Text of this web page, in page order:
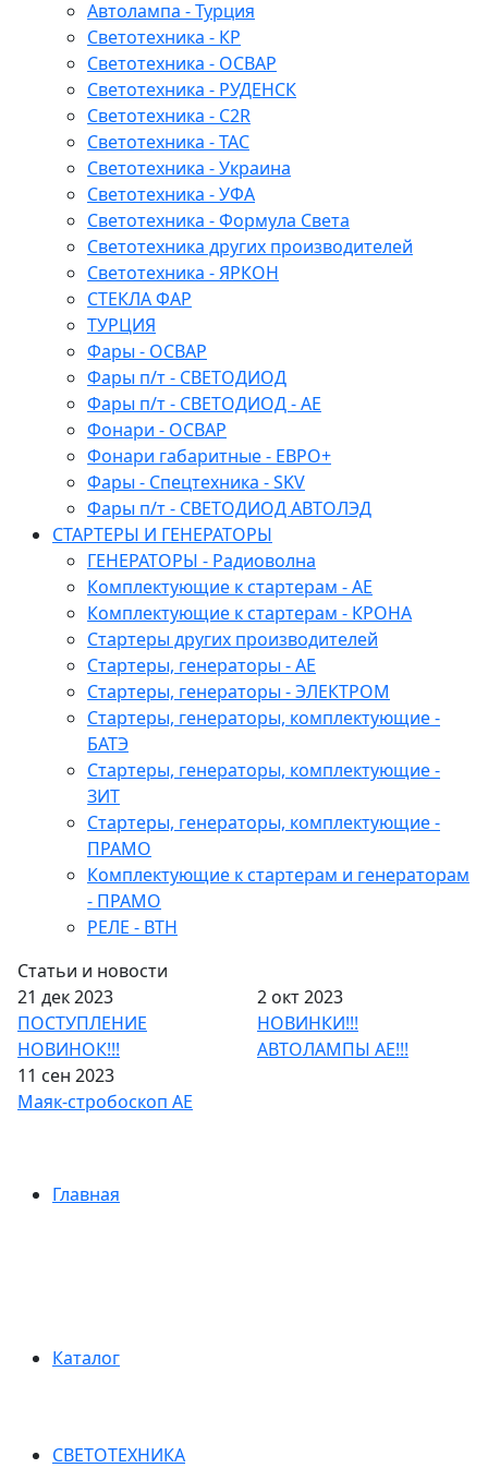
Автолампа - Турция
Светотехника - КР
Светотехника - ОСВАР
Светотехника - РУДЕНСК
Светотехника - C2R
Светотехника - ТАС
Светотехника - Украина
Светотехника - УФА
Светотехника - Формула Света
Светотехника других производителей
Светотехника - ЯРКОН
СТЕКЛА ФАР
ТУРЦИЯ
Фары - ОСВАР
Фары п/т - СВЕТОДИОД
Фары п/т - СВЕТОДИОД - АЕ
Фонари - ОСВАР
Фонари габаритные - ЕВРО+
Фары - Спецтехника - SKV
Фары п/т - СВЕТОДИОД АВТОЛЭД
СТАРТЕРЫ И ГЕНЕРАТОРЫ
ГЕНЕРАТОРЫ - Радиоволна
Комплектующие к стартерам - АЕ
Комплектующие к стартерам - КРОНА
Стартеры других производителей
Стартеры, генераторы - АЕ
Стартеры, генераторы - ЭЛЕКТРОМ
Стартеры, генераторы, комплектующие -
БАТЭ
Стартеры, генераторы, комплектующие -
ЗИТ
Стартеры, генераторы, комплектующие -
ПРАМО
Комплектующие к стартерам и генераторам
- ПРАМО
РЕЛЕ - ВТН
Статьи и новости
21 дек 2023
ПОСТУПЛЕНИЕ
НОВИНОК!!!
2 окт 2023
НОВИНКИ!!!
АВТОЛАМПЫ АЕ!!!
11 сен 2023
Маяк-стробоскоп АЕ
Главная
Каталог
СВЕТОТЕХНИКА